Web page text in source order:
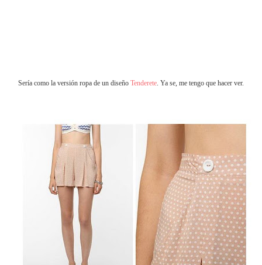
Sería como la versión ropa de un diseño Tenderete. Ya se, me tengo que hacer ver.